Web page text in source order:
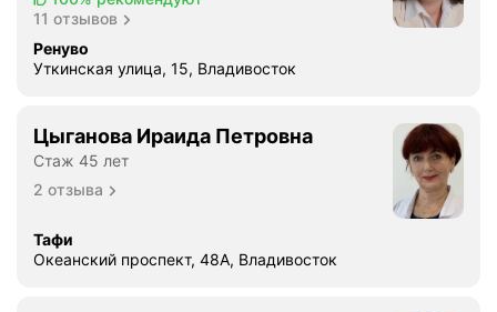
11 отзывов
Ренуво
Уткинская улица, 15, Владивосток
Цыганова Ираида Петровна
Стаж 45 лет
2 отзыва
Тафи
Океанский проспект, 48А, Владивосток